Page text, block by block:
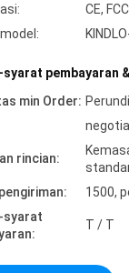
CE, FCC
pembayaran
min Order:
rincian:
1500,
syarat
T / T